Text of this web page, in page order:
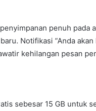
penuh pada
Notifikasi “Anda
kehilangan pesan
sebesar 15 GB untuk